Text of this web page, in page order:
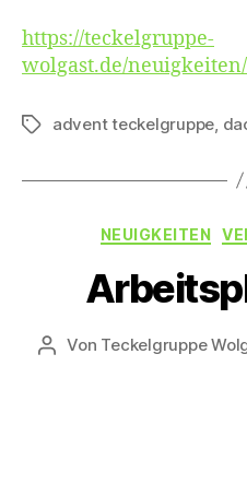
https://teckelgruppe-
wolgast.de/
Schlagwörter
advent teckelgruppe
NEUIGKEITEN
Beitragsautor
Von Teckelgruppe